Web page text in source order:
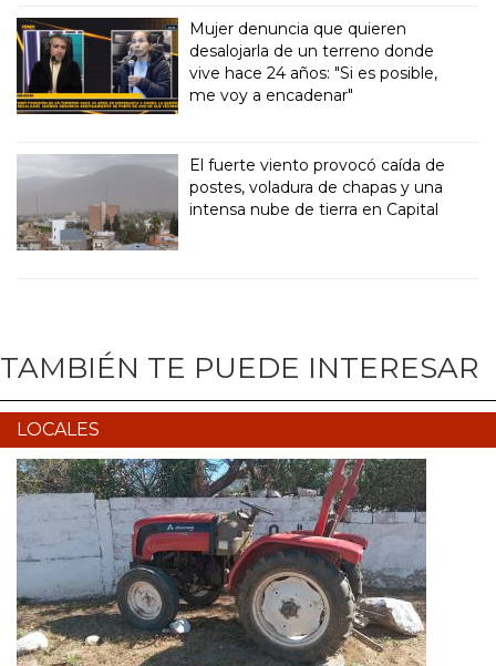
Mujer denuncia que quieren
desalojarla de un terreno donde
vive hace 24 años: "Si es posible,
me voy a encadenar"
El fuerte viento provocó caída de
postes, voladura de chapas y una
intensa nube de tierra en Capital
TAMBIÉN TE PUEDE INTERESAR
LOCALES